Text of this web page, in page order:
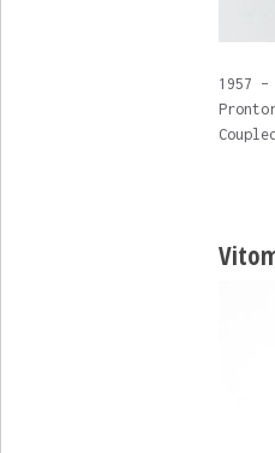
1957